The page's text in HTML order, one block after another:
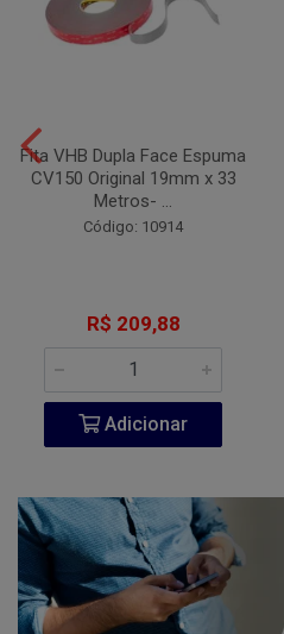
Fita VHB Dupla Face Espuma
CV150 Original 19mm x 33
Metros- ...
Código: 10914
R$ 209,88
Adicionar